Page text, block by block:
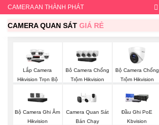
CAMERA AN THÀNH PHÁT
CAMERA QUAN SÁT GIÁ RẺ
Lắp Camera
Hikvision Trọn Bộ
Bô Camera Chống
Trộm Hikvision
Bộ Camera Chống
Trộm Hikvision
Bộ Camera Ghi Âm
Hikvision
Camera Quan Sát
Bán Chạy
Đầu Ghi PoE
Kbvision